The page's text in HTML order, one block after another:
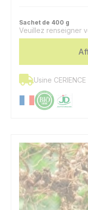
Sachet dose
Sachet de 400 g
Veuillez renseigner
Usine